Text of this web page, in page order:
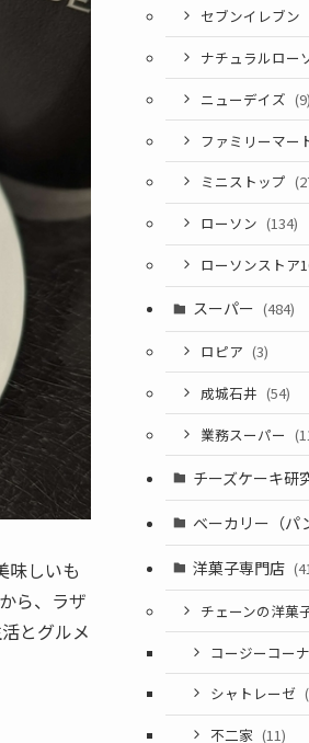
味しいも
ら、ラザ
とグルメ
セブンイレブン
ナチュラルロー
ニューデイズ (9)
ファミリーマー
ミニストップ
ローソン (134)
ローソンストア
スーパー (484)
ロピア (3)
成城石井 (54)
業務スーパー
チーズケーキ研
ベーカリー（パ
洋菓子専門店
チェーンの洋菓
コージーコー
シャトレーゼ
不二家 (11)